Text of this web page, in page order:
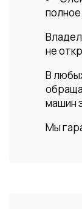
не
В
машин
Мы